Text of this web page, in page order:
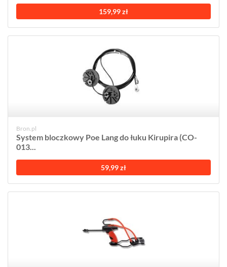
159,99 zł
Bron.pl
System bloczkowy Poe Lang do łuku Kirupira (CO-
013...
59,99 zł